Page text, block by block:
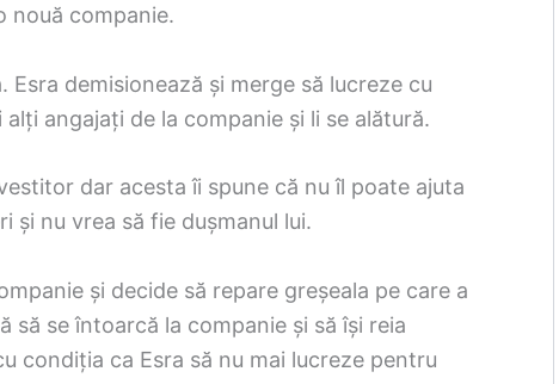
nouă companie.
demisionează și merge să lucreze cu
angajați de la companie și li se alătură.
dar acesta îi spune că nu îl poate ajuta
și nu vrea să fie dușmanul lui.
și decide să repare greșeala pe care a
să se întoarcă la companie și să își reia
condiția ca Esra să nu mai lucreze pentru